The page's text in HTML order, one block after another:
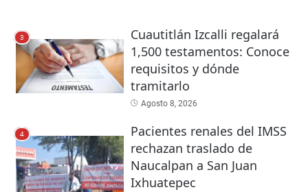
3
Cuautitlán Izcalli regalará
1,500 testamentos: Conoce
requisitos y dónde
tramitarlo
Agosto 8, 2026
4
Pacientes renales del IMSS
rechazan traslado de
Naucalpan a San Juan
Ixhuatepec